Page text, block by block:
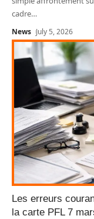
cadre…
News July 5, 2026
Les erreurs
la carte PFL 7